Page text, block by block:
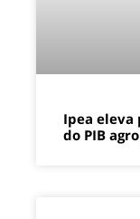
Ipea eleva
do PIB